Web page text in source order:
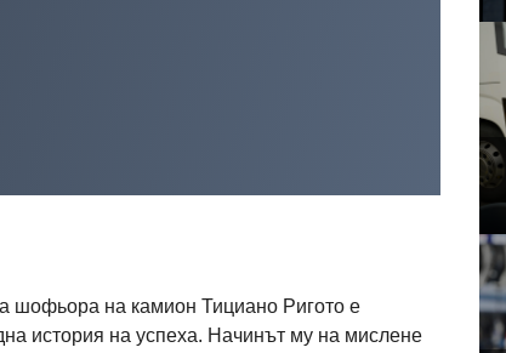
шофьора на камион Тициано Ригото е
история на успеха. Начинът му на мислене